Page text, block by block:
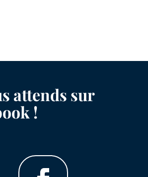
attends sur
!